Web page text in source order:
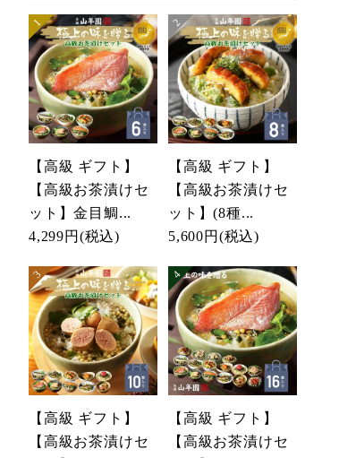
【高級 ギフト】
【高級お茶漬けセ
ット】金目鯛...
4,299円 (税込)
【高級 ギフト】
【高級お茶漬けセ
ット】(8種...
5,600円 (税込)
【高級 ギフト】
【高級お茶漬けセ
【高級 ギフト】
【高級お茶漬けセ